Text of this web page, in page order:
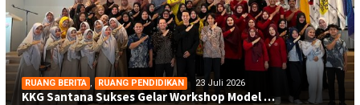
RUANG BERITA , RUANG PENDIDIKAN 23 Juli 2026
KKG Santana Sukses Gelar Workshop Model …